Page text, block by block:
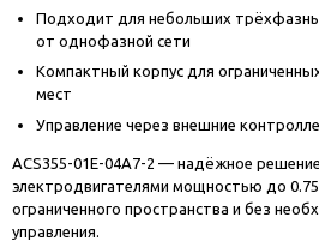
Подходит для небольших
от однофазной сети
Компактный корпус для
мест
Управление через внешние
ACS355-01E-04A7-2 — надёжное
электродвигателями мощностью до 0.75
ограниченного пространства и без
управления.